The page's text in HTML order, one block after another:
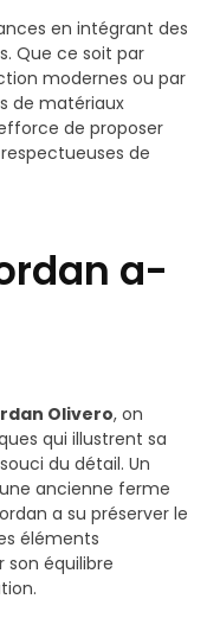
en intégrant des
Que ce soit par
modernes ou par
de matériaux
de proposer
de
a-
Olivero, on
qui illustrent sa
du détail. Un
ancienne ferme
a su préserver le
éléments
son équilibre